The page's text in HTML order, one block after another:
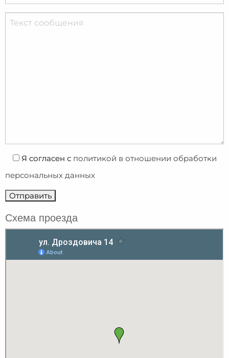
Я согласен с политикой в отношении обработки
персональных данных
Схема проезда